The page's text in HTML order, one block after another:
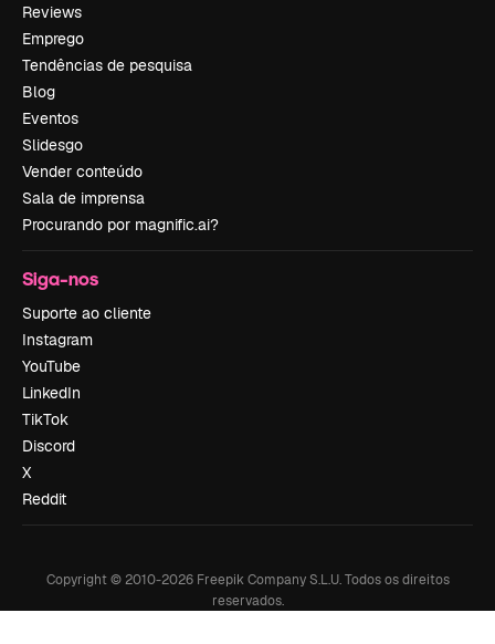
Reviews
Emprego
Tendências de pesquisa
Blog
Eventos
Slidesgo
Vender conteúdo
Sala de imprensa
Procurando por magnific.ai?
Siga-nos
Suporte ao cliente
Instagram
YouTube
LinkedIn
TikTok
Discord
X
Reddit
Copyright © 2010-2026Freepik Company S.L.U. Todos os direitos
reservados.